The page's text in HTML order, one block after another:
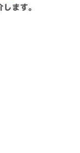
ます。